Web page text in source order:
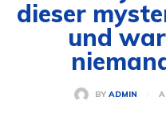
dieser
und
BY ADMIN